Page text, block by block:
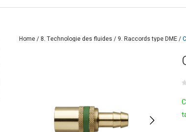
Home/8. Technologie des fluides / 9. Raccords type DME/